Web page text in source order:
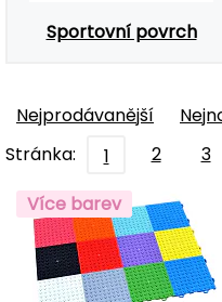
Sportovní povrch
Nejprodávanější
Stránka:
1 2 3
Více barev